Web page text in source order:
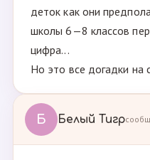
деток как они
школы 6—8 классов
цифра...
Но это все догадки на
Б Белый Тигр